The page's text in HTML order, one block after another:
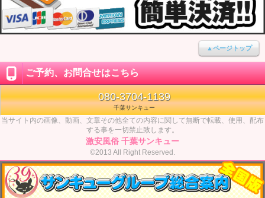
▲ページトップ
ご予約、お問合せはこちら
080-3704-1139
千葉サンキュー
当サイト内の画像、動画、文章その他全ての内容に関して無断で転載、使用、配布
する事を一切禁止致します。
激安風俗 千葉サンキュー
©2013 All Right Reserved.